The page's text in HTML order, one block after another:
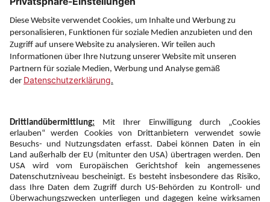
Service
Information
Folgen Sie uns auf
Newsletter:
Anmelden